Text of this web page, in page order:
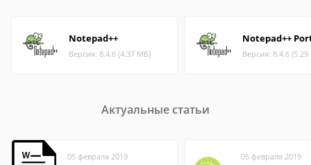
Notepad++
Версия: 8.4.6 (4.37 МБ)
Notepad++
Версия: 8.4.6
Актуальные статьи
05 февраля 2019 05 февраля 2019